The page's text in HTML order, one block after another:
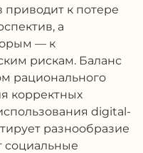
приводит к потере
а
— к
рискам. Баланс
рационального
корректных
digital-
разнообразие
социальные